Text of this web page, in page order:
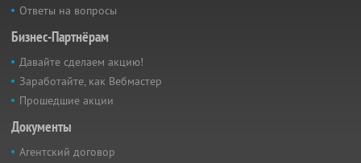
Ответы на вопросы
Бизнес-Партнёрам
Давайте сделаем акцию!
Заработайте, как Вебмастер
Прошедшие акции
Документы
Агентский договор